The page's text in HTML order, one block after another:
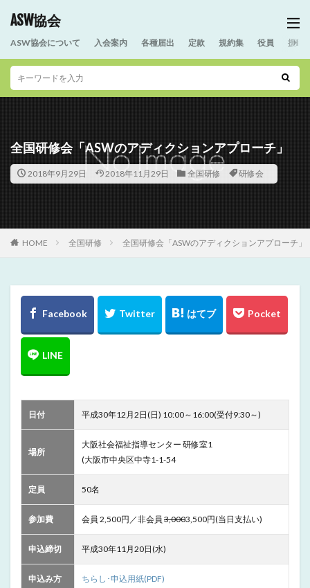
ASW協会
ASW協会について 入会案内 各種届出 定款 規約集 役員 援助
全国研修会「ASWのアディクションアプローチ」
2018年9月29日 2018年11月29日 全国研修 研修会
HOME 全国研修 全国研修会「ASWのアディクションアプローチ」
日付 平成30年12月2日(日) 10:00～16:00(受付9:30～)
場所
大阪社会福祉指導センター 研修室1
(大阪市中央区中寺1-1-54
定員 50名
参加費 会員 2,500円／非会員 3,0003,500円(当日支払い)
申込締切 平成30年11月20日(水)
申込み方
ちらし･申込用紙(PDF)